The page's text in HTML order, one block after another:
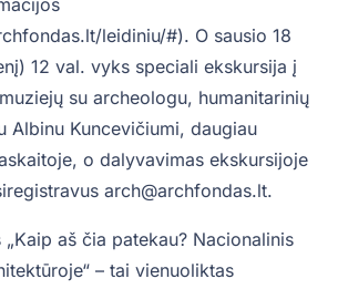
leidiniu/#). O sausio 18
12 val. vyks speciali ekskursija į
su archeologu, humanitarinių
Albinu Kuncevičiumi, daugiau
o dalyvavimas ekskursijoje
arch@archfondas.lt.
„Kaip aš čia patekau? Nacionalinis
– tai vienuoliktas